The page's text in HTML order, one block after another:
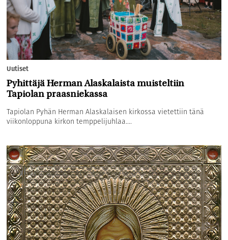
Uutiset
Pyhittäjä Herman Alaskalaista muisteltiin
Tapiolan praasniekassa
Tapiolan Pyhän Herman Alaskalaisen kirkossa vietettiin tänä
viikonloppuna kirkon temppelijuhlaa....